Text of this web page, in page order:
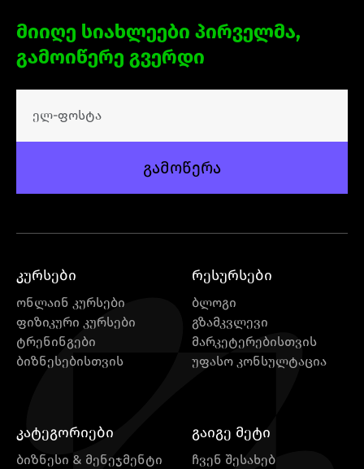
მიიღე სიახლეები პირველმა,
გამოიწერე გვერდი
გამოწერა
კურსები
ონლაინ კურსები
ფიზიკური კურსები
ტრენინგები
ბიზნესებისთვის
რესურსები
ბლოგი
გზამკვლევი
მარკეტერებისთვის
უფასო კონსულტაცია
კატეგორიები
ბიზნესი & მენეჯმენტი
გაიგე მეტი
ჩვენ შესახებ